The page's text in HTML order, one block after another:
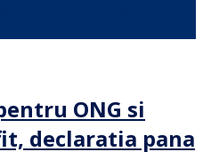
ONG si
declaratia pana